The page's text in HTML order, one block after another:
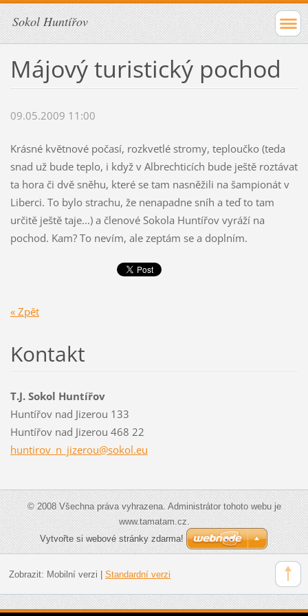
Sokol Huntířov
Májový turistický pochod
09.05.2009 11:00
Krásné květnové počasí, rozkvetlé stromy, teploučko (teda
snad už bude teplo, i když v Albrechticích bude ještě roztávat
ta hora či dvě sněhu, které se tam nasněžili na šampionát v
Liberci. To bylo strachu, že nenapadne sníh a teď to tam
určitě ještě taje...) a členové Sokola Huntířov vyráží na
pochod. Kam? To nevím, ale zeptám se a doplním.
« Zpět
Kontakt
T.J. Sokol Huntířov
Huntířov nad Jizerou 133
Huntířov nad Jizerou 468 22
huntirov_n_jizerou@sokol.eu
© 2008 Všechna práva vyhrazena. Administrátor tohoto webu je
www.tamatam.cz.
Vytvořte si webové stránky zdarma!
Zobrazit: Mobilní verzi Standardní verzi